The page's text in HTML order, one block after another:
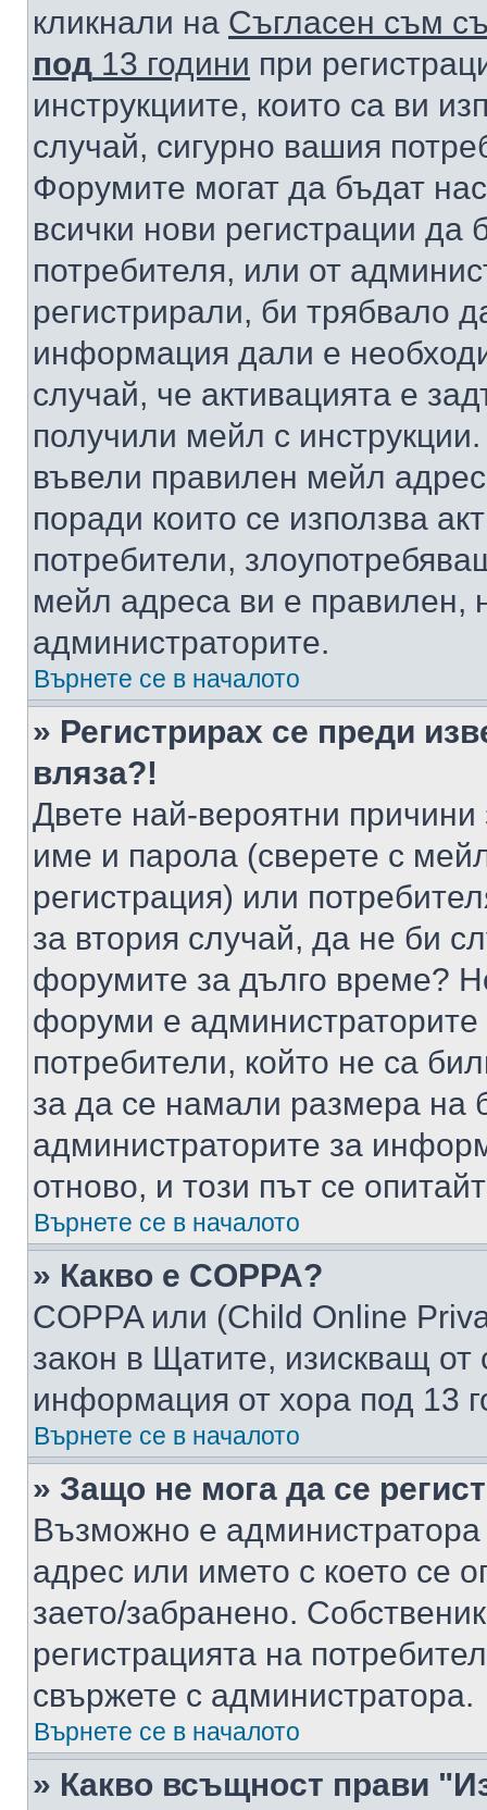
кликнали на Съгласен съм
под 13 години при
инструкциите, които са ви
случай, сигурно вашия
Форумите могат да бъдат
всички нови регистрации да
потребителя, или от
регистрирали, би трябвало
информация дали е
случай, че активацията е
получили мейл с
въвели правилен мейл
поради които се използва
потребители,
мейл адреса ви е правилен,
администраторите.
Върнете се в началото
» Регистрирах се преди
вляза?!
Двете най-вероятни
име и парола (сверете с
регистрация) или
за втория случай, да не би
форумите за дълго време?
форуми е администраторите
потребители, който не са
за да се намали размера на
администраторите за
отново, и този път се
Върнете се в началото
» Какво е COPPA?
COPPA или (Child Online
закон в Щатите, изискващ от
информация от хора под 13
Върнете се в началото
» Защо не мога да се
Възможно е
адрес или името с което се
заето/забранено.
регистрацията на
свържете с администратора.
Върнете се в началото
» Какво всъщност прави